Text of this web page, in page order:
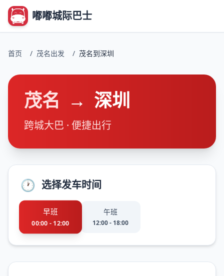
嘟嘟城际巴士
首页 / 茂名出发 / 茂名到深圳
茂名 → 深圳
跨城大巴 · 便捷出行
🕐 选择发车时间
早班
00:00 - 12:00
午班
12:00 - 18:00